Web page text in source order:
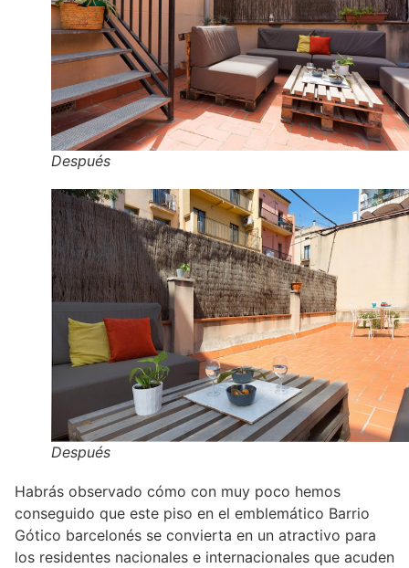
Después
Después
Habrás observado cómo con muy poco hemos
conseguido que este piso en el emblemático Barrio
Gótico barcelonés se convierta en un atractivo para
los residentes nacionales e internacionales que acuden